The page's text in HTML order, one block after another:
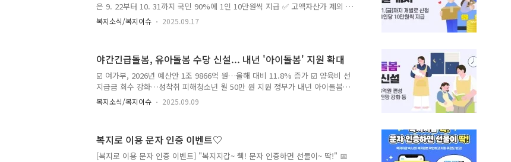
은 9. 22부터 10. 31까지 국민 90%에 1인 10만원씩 지급 ✅ 고액자산가 제외 기
준 먼저 적용, '25.6월 건보료 최종 90% 선별 ✅ 재산세 과세표준 합계 12억원,
금융소득 2천만 원 초과 시 지급제외정부는 9월 12일(금) 정부서울청사에서 관계
최대 45만 원까지 지급하고 있으며, 2차는 소득 선별 절차를 거쳐 9월 22일(월)
부터 국민의 90%에 대해 10만 원을 추가로 지급할 예정이다. * 전 국민 1인당
최소 15만 원에서 최대..
복지소식/복지이슈 2025.09.17
야간긴급돌봄, 유아돌봄 수당 신설... 내년 '아이돌봄' 지원 확대
☑️ 여가부, 2026년 예산안 1조 9866억 원…올해 대비 11.8% 증가 ☑️ 양육비 선
지급금 회수 강화…성착취 피해청소년 월 50만 원 지원 정부가 내년 아이돌봄
정부지원 기준을 중위소득 200%에서 250% 이하로 완화하고, 돌봄수당 인상 및
야간긴급돌봄·유아돌봄 수당 신설 등으로 돌봄 사각지대를 최소화한다. 한부모
은둔 청소년 원스톱 패키지 지원사업은 시·도 2개를 더 늘리며, 청소년 이용시설
1식 급식단가는 5000원에서 내년부터 6000원으로 인상한다. 이밖에도 디지털성
복지소식/복지이슈 2025.09.09
복지로 이용 문자 인증 이벤트♡
[복지로 이용 문자 인증 이벤트] "복지지갑~ 췍! 문자 인증하면 선물이~ 딱!" 📅